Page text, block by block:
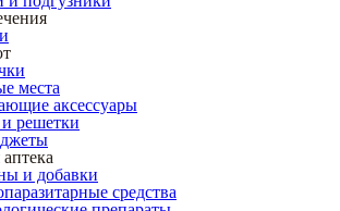
места
аксессуары
решетки
и добавки
средства